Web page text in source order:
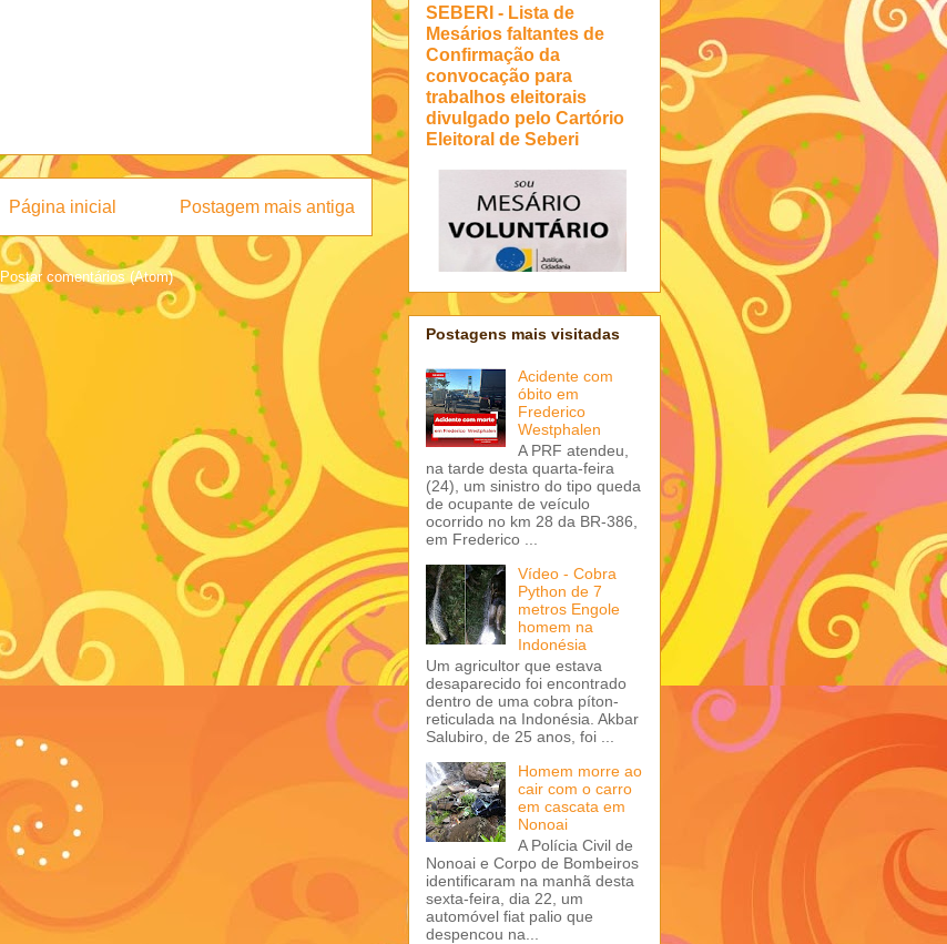
Postagem mais antiga
Página inicial
Postar comentários (Atom)
SEBERI - Lista de
Mesários faltantes de
Confirmação da
convocação para
trabalhos eleitorais
divulgado pelo Cartório
Eleitoral de Seberi
Postagens mais visitadas
Acidente com
óbito em
Frederico
Westphalen
A PRF atendeu,
na tarde desta quarta-feira
(24), um sinistro do tipo queda
de ocupante de veículo
ocorrido no km 28 da BR-386,
em Frederico ...
Vídeo - Cobra
Python de 7
metros Engole
homem na
Indonésia
Um agricultor que estava
desaparecido foi encontrado
dentro de uma cobra píton-
reticulada na Indonésia. Akbar
Salubiro, de 25 anos, foi ...
Homem morre ao
cair com o carro
em cascata em
Nonoai
A Polícia Civil de
Nonoai e Corpo de Bombeiros
identificaram na manhã desta
sexta-feira, dia 22, um
automóvel fiat palio que
despencou na...